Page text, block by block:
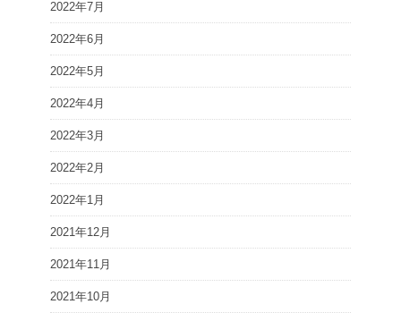
2022年7月
2022年6月
2022年5月
2022年4月
2022年3月
2022年2月
2022年1月
2021年12月
2021年11月
2021年10月